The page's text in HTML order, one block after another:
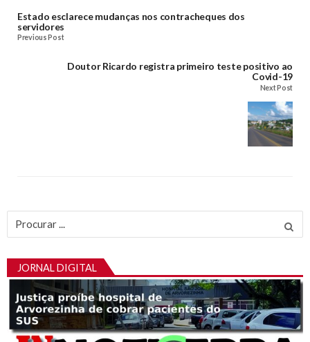
Estado esclarece mudanças nos contracheques dos
servidores
Previous Post
Doutor Ricardo registra primeiro teste positivo ao
Covid-19
Next Post
Procurar
JORNAL DIGITAL